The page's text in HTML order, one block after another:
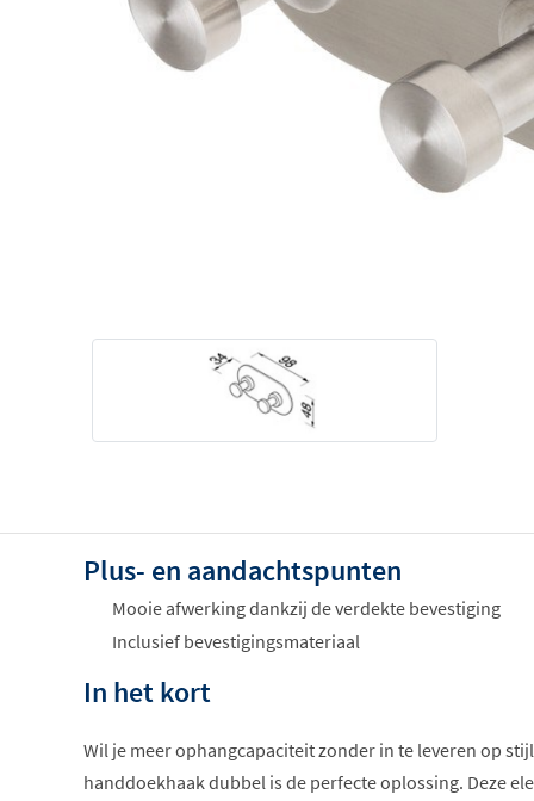
Plus- en aandachtspunten
Mooie afwerking dankzij de verdekte bevestiging
Inclusief bevestigingsmateriaal
In het kort
Wil je meer ophangcapaciteit zonder in te leveren op
handdoekhaak dubbel is de perfecte oplossing. Deze